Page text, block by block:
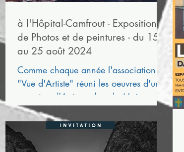
à l'Hôpital-Camfrout - Exposition
de Photos et de peintures - du 15
au 25 août 2024
Comme chaque année l'association
"Vue d'Artiste" réuni les oeuvres d'une
trentaine d'Artistes dans la Maison des
expositions Le thème...